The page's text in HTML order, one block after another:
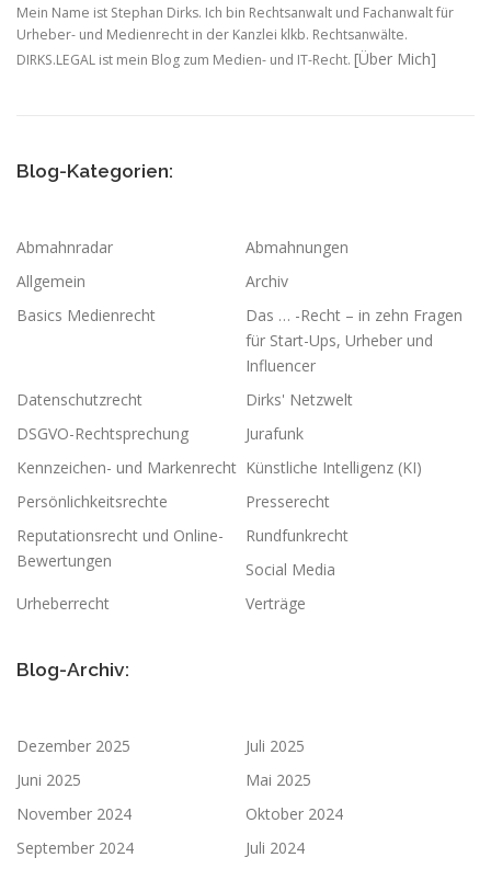
Mein Name ist Stephan Dirks. Ich bin Rechtsanwalt und Fachanwalt für
Urheber- und Medienrecht in der Kanzlei klkb. Rechtsanwälte.
DIRKS.LEGAL ist mein Blog zum Medien- und IT-Recht. [Über Mich]
Blog-Kategorien:
Abmahnradar
Abmahnungen
Allgemein
Archiv
Basics Medienrecht
Das … -Recht – in zehn Fragen
für Start-Ups, Urheber und
Influencer
Datenschutzrecht
Dirks' Netzwelt
DSGVO-Rechtsprechung
Jurafunk
Kennzeichen- und Markenrecht Künstliche Intelligenz (KI)
Persönlichkeitsrechte
Presserecht
Reputationsrecht und Online-
Bewertungen
Rundfunkrecht
Social Media
Urheberrecht
Verträge
Blog-Archiv:
Dezember 2025
Juli 2025
Juni 2025
Mai 2025
November 2024
Oktober 2024
September 2024
Juli 2024